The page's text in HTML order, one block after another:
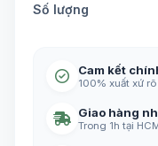
Số lượng
Cam kết
100% xuất xứ
Giao hàng
Trong 1h tại